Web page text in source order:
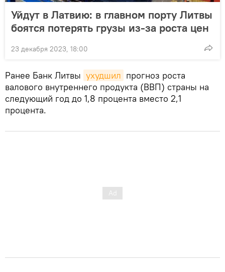
Уйдут в Латвию: в главном порту Литвы
боятся потерять грузы из-за роста цен
23 декабря 2023, 18:00
Ранее Банк Литвы ухудшил прогноз роста
валового внутреннего продукта (ВВП) страны на
следующий год до 1,8 процента вместо 2,1
процента.